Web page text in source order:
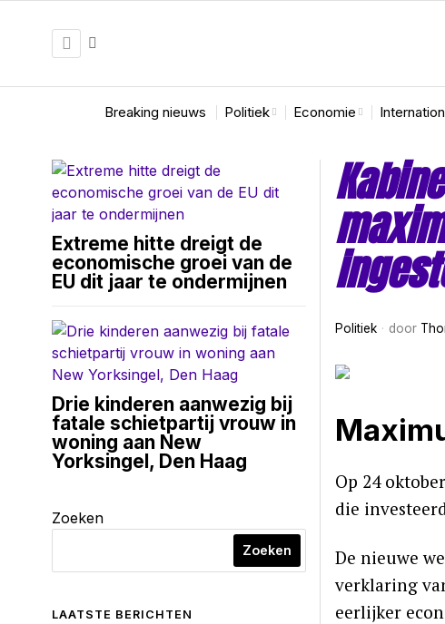
Breaking nieuws Politiek Economie
Politiek door
Op 24
die
De nieuwe
verklaring
eerlijker
Extreme hitte dreigt de
economische groei van de
EU dit jaar te ondermijnen
Drie kinderen aanwezig bij
fatale schietpartij vrouw in
woning aan New
Yorksingel, Den Haag
Zoeken
Zoeken
LAATSTE BERICHTEN